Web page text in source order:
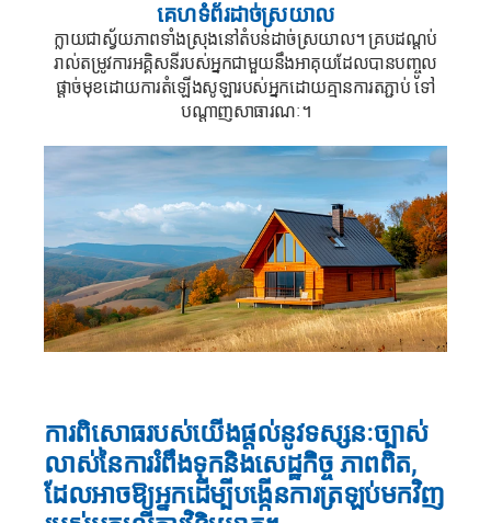
គេហទំព័រដាច់ស្រយាល
ក្លាយជាស្វ័យភាពទាំងស្រុងនៅតំបន់ដាច់ស្រយាល។ គ្របដណ្តប់
រាល់តម្រូវការអគ្គិសនីរបស់អ្នកជាមួយនឹងអាគុយដែលបានបញ្ចូល
ផ្តាច់មុខដោយការតំឡើងសូឡារបស់អ្នកដោយគ្មានការតភ្ជាប់ ទៅ
បណ្តាញសាធារណៈ។
ការពិសោធរបស់យើងផ្តល់នូវទស្សនៈច្បាស់
លាស់នៃការរំពឹងទុកនិងសេដ្ឋកិច្ច ភាពពិត,
ដែលអាចឱ្យអ្នកដើម្បីបង្កើនការត្រឡប់មកវិញ